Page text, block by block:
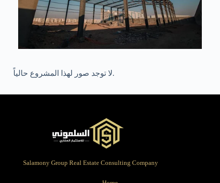
لا توجد صور لهذا المشروع حالياً.
Salamony Group Real Estate Consulting Company